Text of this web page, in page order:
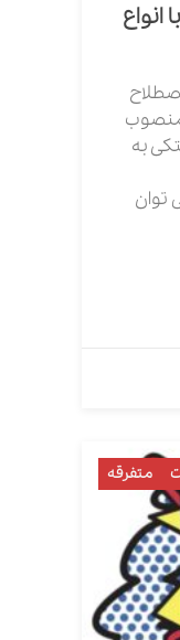
انواع
منصوب
به
توان
متفرقه